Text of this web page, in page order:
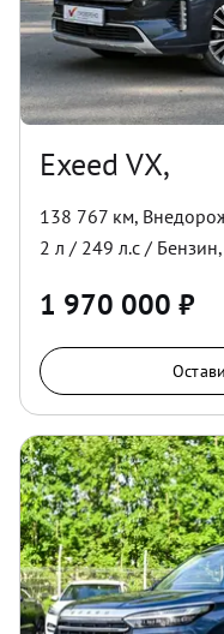
Exeed VX,
138 767 км,
2 л / 249 л.с / Бензин,
1 970 000 ₽